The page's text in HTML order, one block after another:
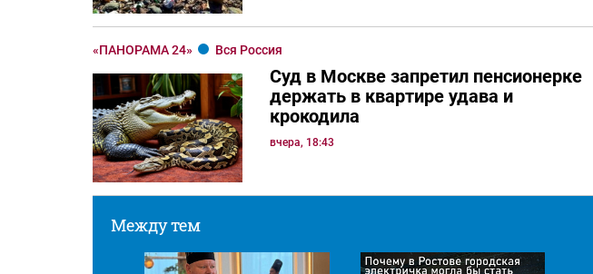
«ПАНОРАМА 24» Вся Россия
Суд в Москве запретил пенсионерке
держать в квартире удава и
крокодила
вчера, 18:43
Между тем